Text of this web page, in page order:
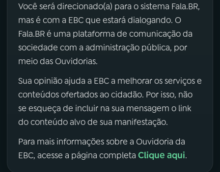
Você será direcionado(a) para o sistema Fala.BR,
mas é com a EBC que estará dialogando. O
Fala.BR é uma plataforma de comunicação da
sociedade com a administração pública, por
meio das Ouvidorias.
Sua opinião ajuda a EBC a melhorar os serviços e
conteúdos ofertados ao cidadão. Por isso, não
se esqueça de incluir na sua mensagem o link
do conteúdo alvo de sua manifestação.
Para mais informações sobre a Ouvidoria da
EBC, acesse a página completa Clique aqui.